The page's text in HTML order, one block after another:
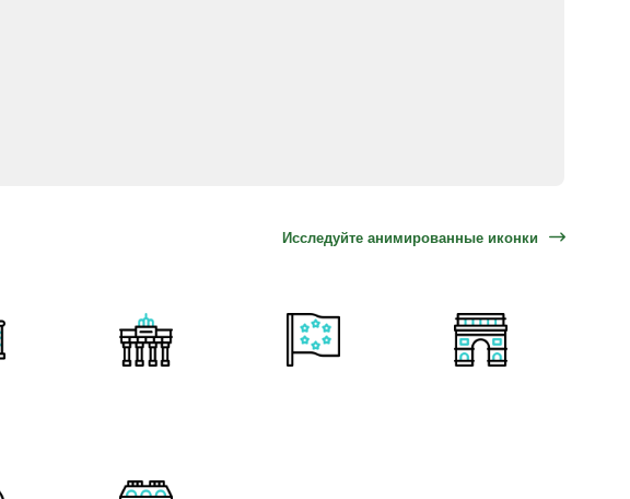
Исследуйте анимированные иконки